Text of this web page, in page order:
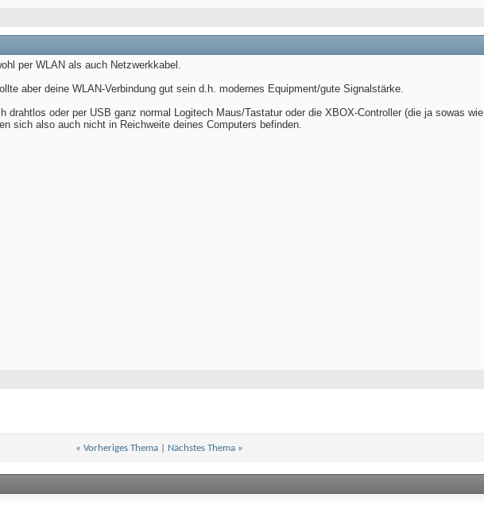
per WLAN als auch Netzwerkkabel.
aber deine WLAN-Verbindung gut sein d.h. modernes Equipment/gute Signalstärke.
drahtlos oder per USB ganz normal Logitech Maus/Tastatur oder die XBOX-Controller (die ja sowas
sich also auch nicht in Reichweite deines Computers befinden.
« Vorheriges Thema| Nächstes Thema »